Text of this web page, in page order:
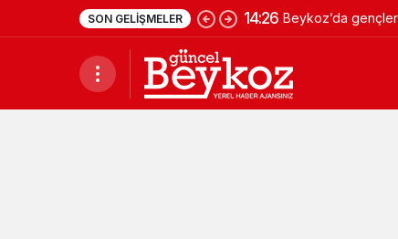
SON GELIŞMELER 14:26 Beykoz’da